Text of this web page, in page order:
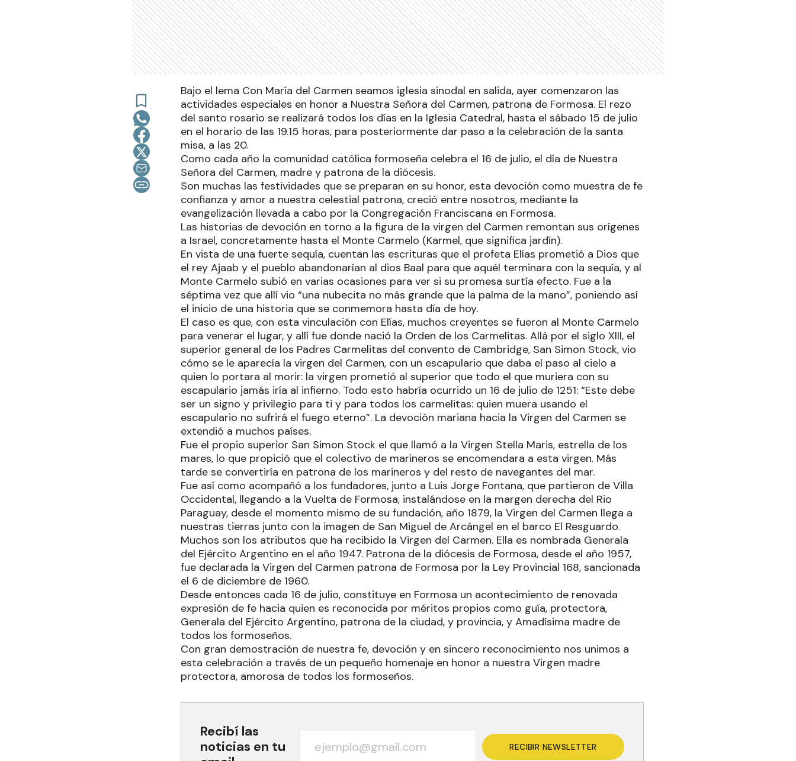
Bajo el lema Con María del Carmen seamos iglesia sinodal en salida, ayer comenzaron las
actividades especiales en honor a Nuestra Señora del Carmen, patrona de Formosa. El rezo
del santo rosario se realizará todos los días en la Iglesia Catedral, hasta el sábado 15 de julio
en el horario de las 19.15 horas, para posteriormente dar paso a la celebración de la santa
misa, a las 20.
Como cada año la comunidad católica formoseña celebra el 16 de julio, el día de Nuestra
Señora del Carmen, madre y patrona de la diócesis.
Son muchas las festividades que se preparan en su honor, esta devoción como muestra de fe
confianza y amor a nuestra celestial patrona, creció entre nosotros, mediante la
evangelización llevada a cabo por la Congregación Franciscana en Formosa.
Las historias de devoción en torno a la figura de la virgen del Carmen remontan sus orígenes
a Israel, concretamente hasta el Monte Carmelo (Karmel, que significa jardín).
En vista de una fuerte sequía, cuentan las escrituras que el profeta Elías prometió a Dios que
el rey Ajaab y el pueblo abandonarían al dios Baal para que aquél terminara con la sequía, y al
Monte Carmelo subió en varias ocasiones para ver si su promesa surtía efecto. Fue a la
séptima vez que allí vio “una nubecita no más grande que la palma de la mano”, poniendo así
el inicio de una historia que se conmemora hasta día de hoy.
El caso es que, con esta vinculación con Elías, muchos creyentes se fueron al Monte Carmelo
para venerar el lugar, y allí fue donde nació la Orden de los Carmelitas. Allá por el siglo XIII, el
superior general de los Padres Carmelitas del convento de Cambridge, San Simon Stock, vio
cómo se le aparecía la virgen del Carmen, con un escapulario que daba el paso al cielo a
quien lo portara al morir: la virgen prometió al superior que todo el que muriera con su
escapulario jamás iría al infierno. Todo esto habría ocurrido un 16 de julio de 1251: “Este debe
ser un signo y privilegio para ti y para todos los carmelitas: quien muera usando el
escapulario no sufrirá el fuego eterno”. La devoción mariana hacia la Virgen del Carmen se
extendió a muchos países.
Fue el propio superior San Simon Stock el que llamó a la Virgen Stella Maris, estrella de los
mares, lo que propició que el colectivo de marineros se encomendara a esta virgen. Más
tarde se convertiría en patrona de los marineros y del resto de navegantes del mar.
Fue así como acompañó a los fundadores, junto a Luis Jorge Fontana, que partieron de Villa
Occidental, llegando a la Vuelta de Formosa, instalándose en la margen derecha del Rio
Paraguay, desde el momento mismo de su fundación, año 1879, la Virgen del Carmen llega a
nuestras tierras junto con la imagen de San Miguel de Arcángel en el barco El Resguardo.
Muchos son los atributos que ha recibido la Virgen del Carmen. Ella es nombrada Generala
del Ejército Argentino en el año 1947. Patrona de la diócesis de Formosa, desde el año 1957,
fue declarada la Virgen del Carmen patrona de Formosa por la Ley Provincial 168, sancionada
el 6 de diciembre de 1960.
Desde entonces cada 16 de julio, constituye en Formosa un acontecimiento de renovada
expresión de fe hacia quien es reconocida por méritos propios como guía, protectora,
Generala del Ejército Argentino, patrona de la ciudad, y provincia, y Amadísima madre de
todos los formoseños.
Con gran demostración de nuestra fe, devoción y en sincero reconocimiento nos unimos a
esta celebración a través de un pequeño homenaje en honor a nuestra Virgen madre
protectora, amorosa de todos los formoseños.
Recibí las
noticias en tu
RECIBIR NEWSLETTER